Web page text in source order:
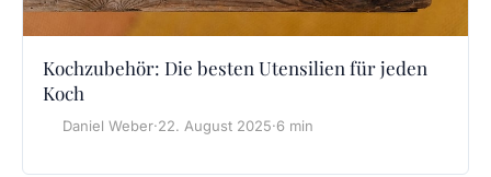
Kochzubehör: Die besten Utensilien für jeden
Koch
Daniel Weber·22. August 2025·6 min